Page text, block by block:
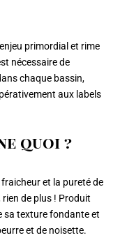
primordial et rime
nécessaire de
chaque bassin,
aux labels
quoi ?
et la pureté de
de plus ! Produit
sa texture fondante et
et de noisette.